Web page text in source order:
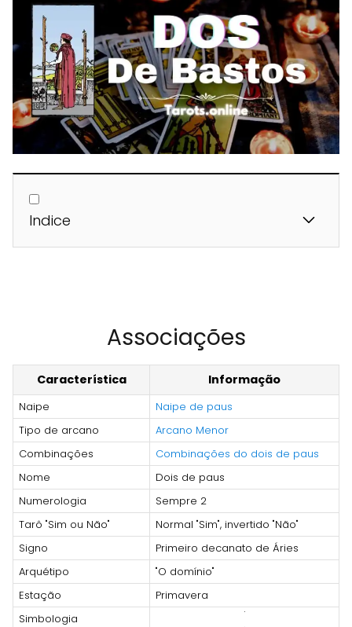
Indice
Associações
Característica Informação
Naipe
Naipe de paus
Tipo de arcano
Arcano Menor
Combinações
Combinações do dois de paus
Nome
Dois de paus
Numerologia
Sempre 2
Tarô "Sim ou Não"
Normal "Sim", invertido "Não"
Signo
Primeiro decanato de Áries
Arquétipo
"O domínio"
Estação
Primavera
Simbologia